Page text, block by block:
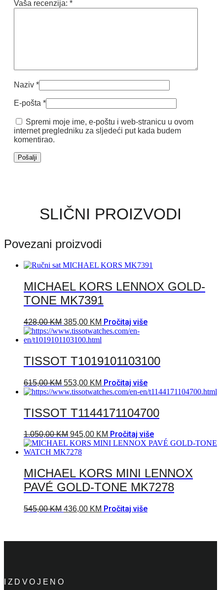
Vaša recenzija: *
Naziv *
E-pošta *
Spremi moje ime, e-poštu i web-stranicu u ovom
internet pregledniku za sljedeći put kada budem
komentirao.
SLIČNI PROIZVODI
Povezani proizvodi
MICHAEL KORS LENNOX GOLD-
TONE MK7391
428,00KM 385,00 KM Pročitaj više
TISSOT T1019101103100
615,00KM 553,00 KM Pročitaj više
TISSOT T1144171104700
1.050,00KM 945,00 KM Pročitaj više
MICHAEL KORS MINI LENNOX
PAVÉ GOLD-TONE MK7278
545,00KM 436,00 KM Pročitaj više
IZDVOJENO